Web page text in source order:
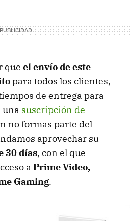
que el envío de este
para todos los clientes,
de entrega para
una suscripción de
no formas parte del
aprovechar su
30 días, con el que
a Prime Video,
Gaming.